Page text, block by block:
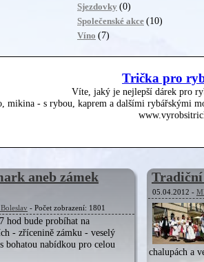
Sjezdovky (0)
Společenské akce (10)
Víno (7)
Trička pro
Víte, jaký je nejlepší dárek pro
mikina - s rybou, kaprem a dalšími rybářskými
aneb zámek
- Počet zobrazení: 1801
hod bude probíhat na
- zřícenině zámku - veselý
bohatou nabídkou pro celou
Tradiční
05.04.2012 -
chalupách a